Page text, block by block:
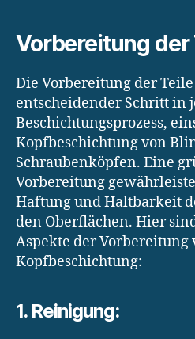
Vorbereitung der
Die Vorbereitung der
entscheidender Schritt in
Beschichtungsprozess,
Kopfbeschichtung von
Schraubenköpfen. Eine
Vorbereitung
Haftung und Haltbarkeit
den Oberflächen. Hier
Aspekte der Vorbereitung
Kopfbeschichtung:
1. Reinigung: